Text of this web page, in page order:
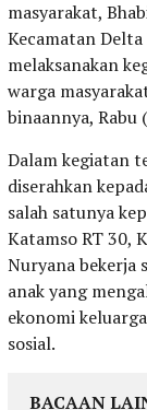
masyarakat,
Kecamatan
melaksanakan
warga
binaannya, Rabu
Dalam kegiatan
diserahkan
salah satunya
Katamso RT 30,
Nuryana bekerja
anak yang
ekonomi
sosial.
BACAAN